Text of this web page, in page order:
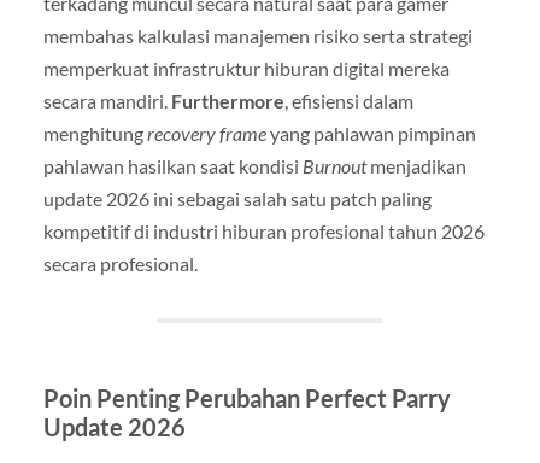
membahas kalkulasi manajemen risiko serta strategi
memperkuat infrastruktur hiburan digital mereka
secara mandiri. Furthermore, efisiensi dalam
menghitungrecovery frameyang pahlawan pimpinan
pahlawan hasilkan saat kondisi Burnoutmenjadikan
update 2026 ini sebagai salah satu patch paling
kompetitif di industri hiburan profesional tahun 2026
secara profesional.
Poin Penting Perubahan Perfect Parry
Update 2026